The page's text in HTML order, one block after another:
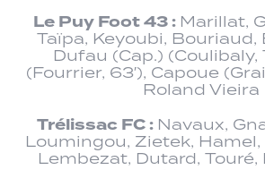
Le Puy Foot 43 : Marillat,
Taïpa, Keyoubi, Bouriaud,
Dufau (Cap.) (Coulibaly,
(Fourrier, 63′), Capoue
Roland Vieira
Trélissac FC : Navaux,
Loumingou, Zietek, Hamel,
Lembezat, Dutard, Touré,